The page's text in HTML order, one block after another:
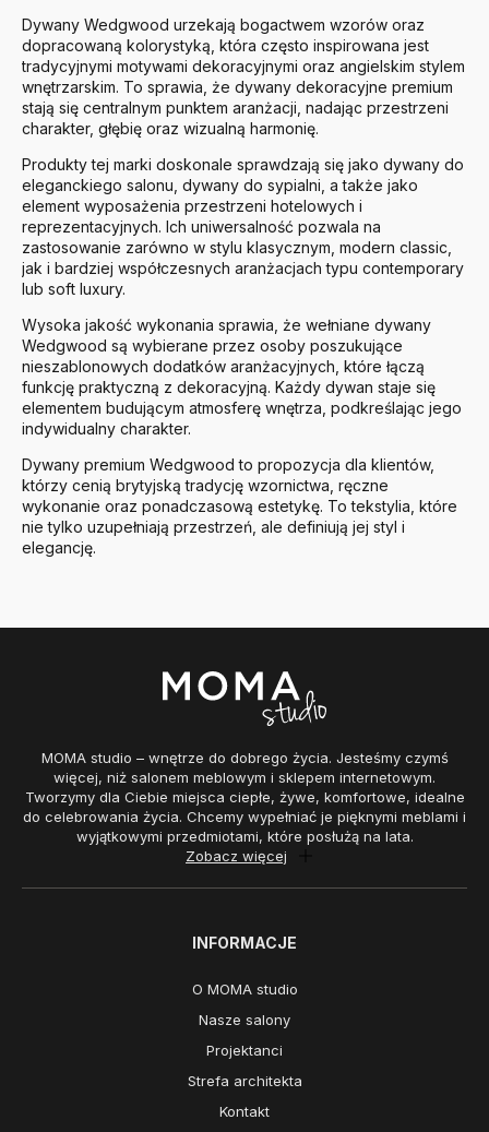
Dywany Wedgwood urzekają bogactwem wzorów oraz
dopracowaną kolorystyką, która często inspirowana jest
tradycyjnymi motywami dekoracyjnymi oraz angielskim stylem
wnętrzarskim. To sprawia, że dywany dekoracyjne premium
stają się centralnym punktem aranżacji, nadając przestrzeni
charakter, głębię oraz wizualną harmonię.
Produkty tej marki doskonale sprawdzają się jako dywany do
eleganckiego salonu, dywany do sypialni, a także jako
element wyposażenia przestrzeni hotelowych i
reprezentacyjnych. Ich uniwersalność pozwala na
zastosowanie zarówno w stylu klasycznym, modern classic,
jak i bardziej współczesnych aranżacjach typu contemporary
lub soft luxury.
Wysoka jakość wykonania sprawia, że wełniane dywany
Wedgwood są wybierane przez osoby poszukujące
nieszablonowych dodatków aranżacyjnych, które łączą
funkcję praktyczną z dekoracyjną. Każdy dywan staje się
elementem budującym atmosferę wnętrza, podkreślając jego
indywidualny charakter.
Dywany premium Wedgwood to propozycja dla klientów,
którzy cenią brytyjską tradycję wzornictwa, ręczne
wykonanie oraz ponadczasową estetykę. To tekstylia, które
nie tylko uzupełniają przestrzeń, ale definiują jej styl i
elegancję.
MOMA studio – wnętrze do dobrego życia. Jesteśmy czymś
więcej, niż salonem meblowym i sklepem internetowym.
Tworzymy dla Ciebie miejsca ciepłe, żywe, komfortowe, idealne
do celebrowania życia. Chcemy wypełniać je pięknymi meblami i
wyjątkowymi przedmiotami, które posłużą na lata.
Zobacz więcej
INFORMACJE
O MOMA studio
Nasze salony
Projektanci
Strefa architekta
Kontakt